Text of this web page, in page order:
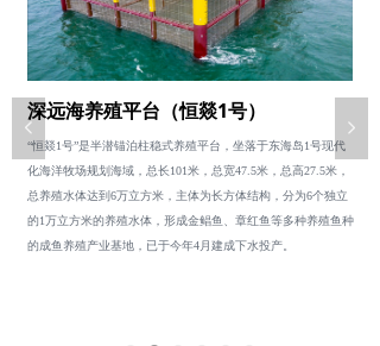
深远海养殖平台 （恒燚1号）
“恒燚1号”是半潜锚泊柱稳式养殖平台，坐落于东海岛1号现代
化海洋牧场规划海域，总长101米，总宽47.5米，总高27.5米，
总养殖水体达到6万立方米，主体为长方体结构，分为6个独立
的1万立方米的养殖水体，形成金鲳鱼、章红鱼等多种养殖鱼种
的成鱼养殖产业基地，已于今年4月建成下水投产。
넳 넲